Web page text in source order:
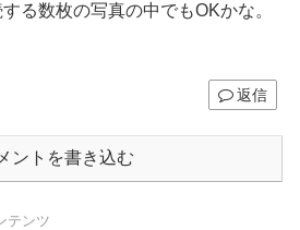
る数枚の写真の中でもOKかな。
返信
ントを書き込む
テンツ